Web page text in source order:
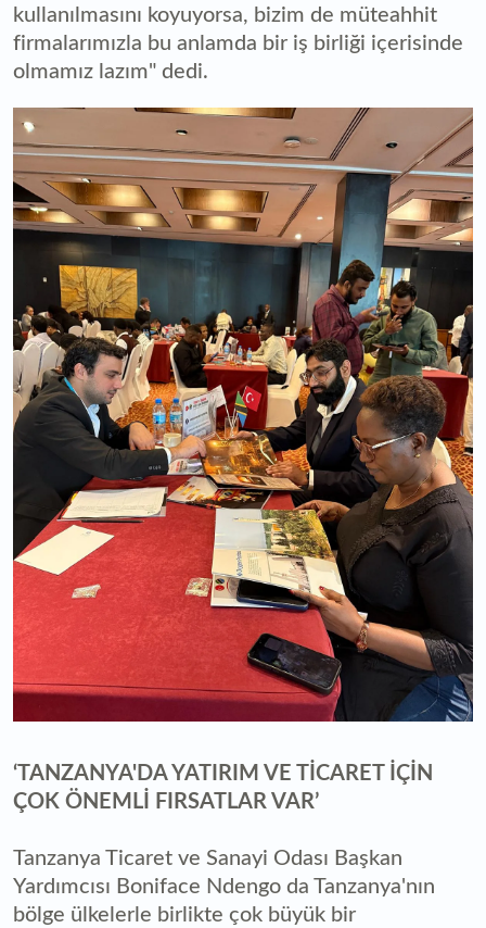
kullanılmasını koyuyorsa, bizim de müteahhit
firmalarımızla bu anlamda bir iş birliği içerisinde
olmamız lazım" dedi.
‘TANZANYA'DA YATIRIM VE TİCARET İÇİN
ÇOK ÖNEMLİ FIRSATLAR VAR’
Tanzanya Ticaret ve Sanayi Odası Başkan
Yardımcısı Boniface Ndengo da Tanzanya'nın
bölge ülkelerle birlikte çok büyük bir